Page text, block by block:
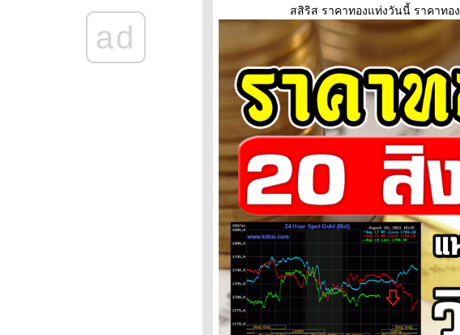
ราคาทองคำวันนี้ 11/2/65
Updateล่าสุด ราคาทองวันนี้
11ก.พ.65 ราคาทองคำแท่ง ราคา
ทองรูปพรรณ+กำเหน็จ ราค
ad
สสิริส ราคาทองแท่งวันนี้ ราคาท